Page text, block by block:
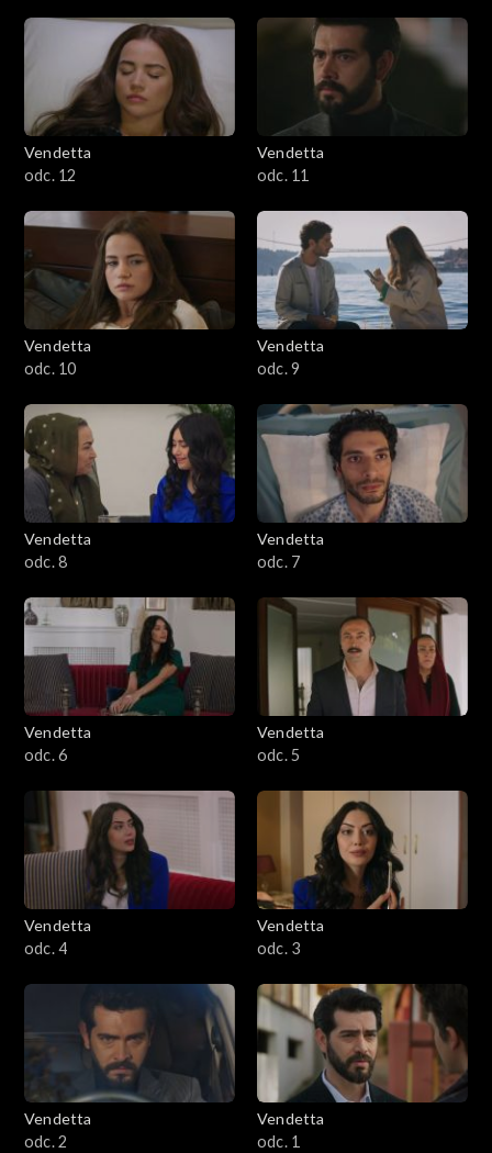
Vendetta
odc. 12
Vendetta
odc. 11
Vendetta
odc. 10
Vendetta
odc. 9
Vendetta
odc. 8
Vendetta
odc. 7
Vendetta
odc. 6
Vendetta
odc. 5
Vendetta
odc. 4
Vendetta
odc. 3
Vendetta
odc. 2
Vendetta
odc. 1